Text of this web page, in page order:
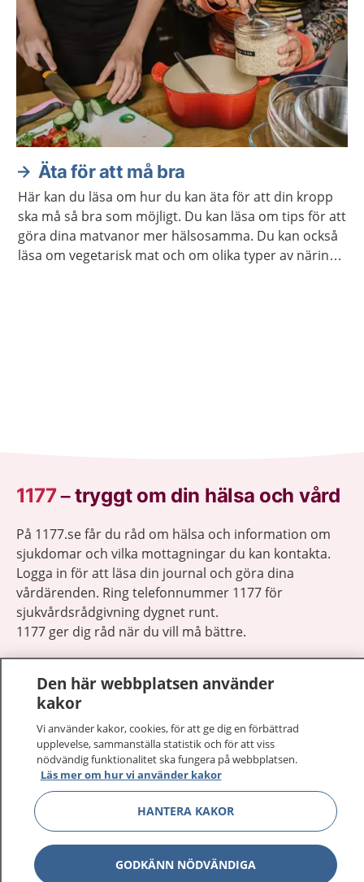
Äta för att må bra
Här kan du läsa om hur du kan äta för att din kropp
ska må så bra som möjligt. Du kan läsa om tips för att
göra dina matvanor mer hälsosamma. Du kan också
läsa om vegetarisk mat och om olika typer av näring
1177–tryggt om din hälsa och vård
På 1177.se får du råd om hälsa och information om
sjukdomar och vilka mottagningar du kan kontakta.
Logga in för att läsa din journal och göra dina
vårdärenden. Ring telefonnummer 1177 för
sjukvårdsrådgivning dygnet runt.
1177 ger dig råd när du vill må bättre.
1177 på flera språk
Om 1177
Kontakt Visa
Den här webbplatsen använder
kakor
Vi använder kakor, cookies, för att ge dig en förbättrad
upplevelse, sammanställa statistik och för att viss
nödvändig funktionalitet ska fungera på webbplatsen.
Läs mer om hur vi använder kakor
HANTERA KAKOR
GODKÄNN NÖDVÄNDIGA